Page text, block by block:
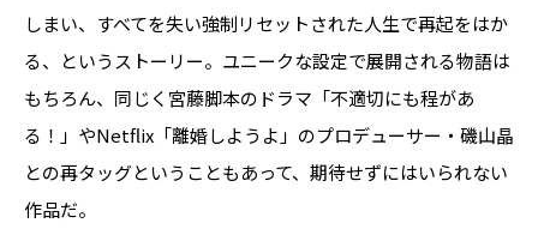
しまい、すべてを失い強制リセットされた人生で再起をはか
る、というストーリー。ユニークな設定で展開される物語は
もちろん、同じく宮藤脚本のドラマ「不適切にも程があ
る！」やNetflix「離婚しようよ」のプロデューサー・磯山晶
との再タッグということもあって、期待せずにはいられない
作品だ。